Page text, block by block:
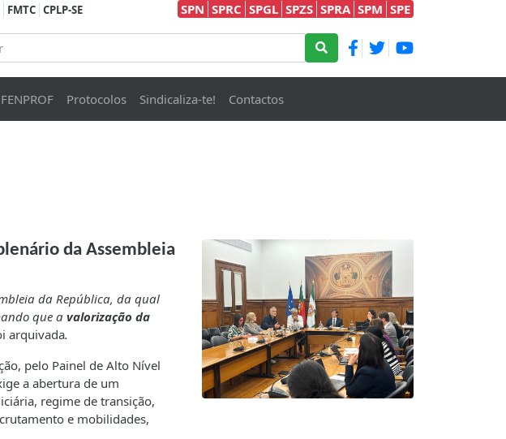
FMTC CPLP-SE SPN SPRC SPGL SPZS SPRA SPM SPE
Protocolos Sindicaliza-te! Contactos
da Assembleia
da República, da qual
que avalorização da
arquivada.
pelo Painel de Alto Nível
a abertura de um
regime de transição,
e mobilidades,